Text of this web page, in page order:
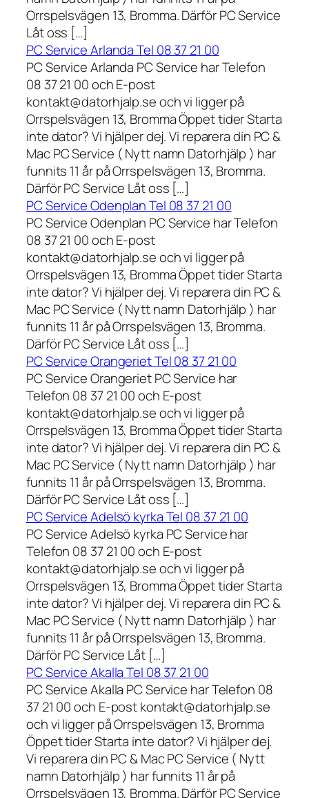
Orrspelsvägen 13, Bromma. Därför PC Service
Låt oss […]
PC Service Arlanda Tel 08 37 21 00
PC Service Arlanda PC Service har Telefon
08 37 21 00 och E-post
kontakt@datorhjalp.se och vi ligger på
Orrspelsvägen 13, Bromma Öppet tider Starta
inte dator? Vi hjälper dej. Vi reparera din PC &
Mac PC Service ( Nytt namn Datorhjälp ) har
funnits 11 år på Orrspelsvägen 13, Bromma.
Därför PC Service Låt oss […]
PC Service Odenplan Tel 08 37 21 00
PC Service Odenplan PC Service har Telefon
08 37 21 00 och E-post
kontakt@datorhjalp.se och vi ligger på
Orrspelsvägen 13, Bromma Öppet tider Starta
inte dator? Vi hjälper dej. Vi reparera din PC &
Mac PC Service ( Nytt namn Datorhjälp ) har
funnits 11 år på Orrspelsvägen 13, Bromma.
Därför PC Service Låt oss […]
PC Service Orangeriet Tel 08 37 21 00
PC Service Orangeriet PC Service har
Telefon 08 37 21 00 och E-post
kontakt@datorhjalp.se och vi ligger på
Orrspelsvägen 13, Bromma Öppet tider Starta
inte dator? Vi hjälper dej. Vi reparera din PC &
Mac PC Service ( Nytt namn Datorhjälp ) har
funnits 11 år på Orrspelsvägen 13, Bromma.
Därför PC Service Låt oss […]
PC Service Adelsö kyrka Tel 08 37 21 00
PC Service Adelsö kyrka PC Service har
Telefon 08 37 21 00 och E-post
kontakt@datorhjalp.se och vi ligger på
Orrspelsvägen 13, Bromma Öppet tider Starta
inte dator? Vi hjälper dej. Vi reparera din PC &
Mac PC Service ( Nytt namn Datorhjälp ) har
funnits 11 år på Orrspelsvägen 13, Bromma.
Därför PC Service Låt […]
PC Service Akalla Tel 08 37 21 00
PC Service Akalla PC Service har Telefon 08
37 21 00 och E-post kontakt@datorhjalp.se
och vi ligger på Orrspelsvägen 13, Bromma
Öppet tider Starta inte dator? Vi hjälper dej.
Vi reparera din PC & Mac PC Service ( Nytt
namn Datorhjälp ) har funnits 11 år på
Orrspelsvägen 13, Bromma. Därför PC Service